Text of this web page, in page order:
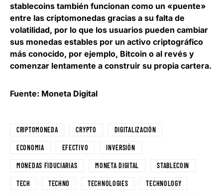
stablecoins también funcionan como un «puente»
entre las criptomonedas gracias a su falta de
volatilidad, por lo que los usuarios pueden cambiar
sus monedas estables por un activo criptográfico
más conocido, por ejemplo, Bitcoin o al revés y
comenzar lentamente a construir su propia cartera.
Fuente: Moneta Digital
CRIPTOMONEDA CRYPTO DIGITALIZACIÓN
ECONOMIA EFECTIVO INVERSIÓN
MONEDAS FIDUCIARIAS MONETA DIGITAL STABLECOIN
TECH TECHNO TECHNOLOGIES TECHNOLOGY